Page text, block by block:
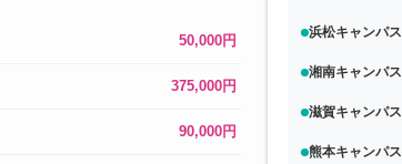
50,000円
375,000円
90,000円
浜松キャンパス
湘南キャンパス
滋賀キャンパス
熊本キャンパス